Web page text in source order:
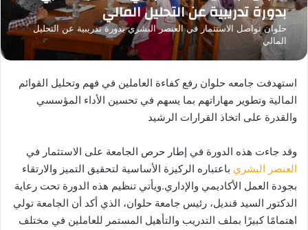
بدورة تدريبية عن التحليل المالي
حلوان تواصل الاستثمار في العنصر البشري بدورة تدريبية عن التحليل
المالي
استهدفت جامعه حلوان رفع كفاءة العاملين في فهم وتحليل القوائم
المالية وتطوير مهاراتهم بما يسهم في تحسين الأداء المؤسسي
والقدرة على اتخاذ القرارات الرشيد
وقد جاءت هذه الدورة في إطار حرص الجامعة على الاستثمار في
العنصر البشري باعتباره الركيزة الأساسية لتحقيق التميز والارتقاء
بجودة العمل الأكاديمي والإداري.ويأتي تنظيم هذه الدورة تحت رعاية
الدكتور السيد قنديل، رئيس جامعة حلوان، الذي أكد أن الجامعة تولي
اهتمامًا كبيرًا بملف التدريب والتأهيل المستمر للعاملين في مختلف